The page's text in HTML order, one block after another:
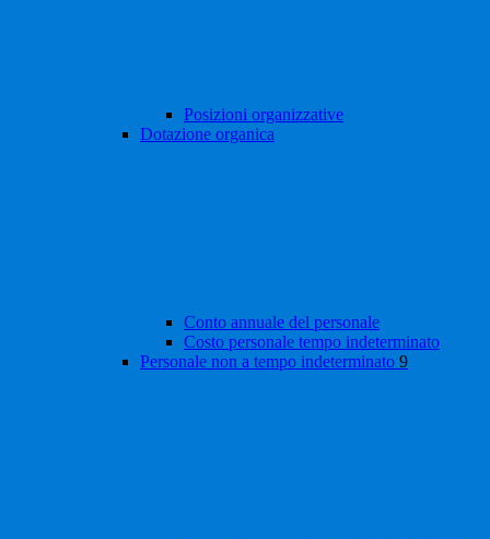
Posizioni organizzative
Dotazione organica
Conto annuale del personale
Costo personale tempo indeterminato
Personale non a tempo indeterminato 9